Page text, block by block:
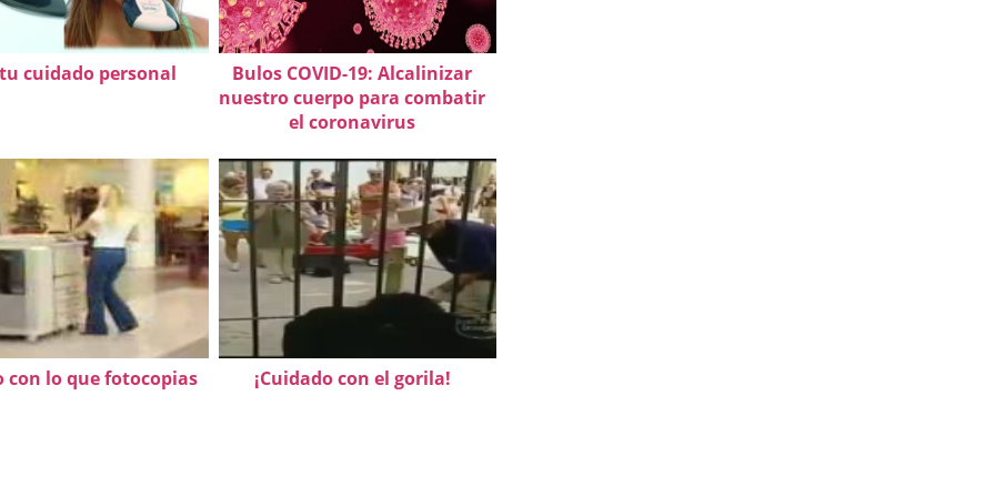
cuidado personal
Bulos COVID-19: Alcalinizar
nuestro cuerpo para combatir
el coronavirus
con lo que fotocopias ¡Cuidado con el gorila!